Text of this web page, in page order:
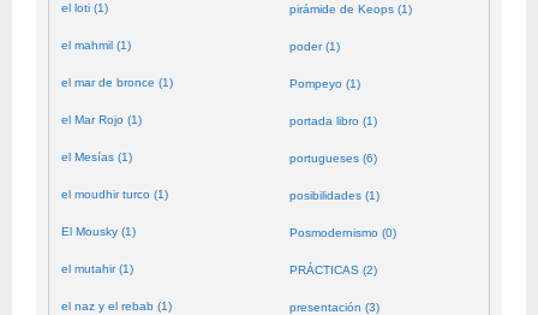
el loti (1)
el mahmil (1)
el mar de bronce (1)
el Mar Rojo (1)
el Mesías (1)
el moudhir turco (1)
El Mousky (1)
el mutahir (1)
el naz y el rebab (1)
pirámide de Keops (1)
poder (1)
Pompeyo (1)
portada libro (1)
portugueses (6)
posibilidades (1)
Posmodernismo (0)
PRÁCTICAS (2)
presentación (3)